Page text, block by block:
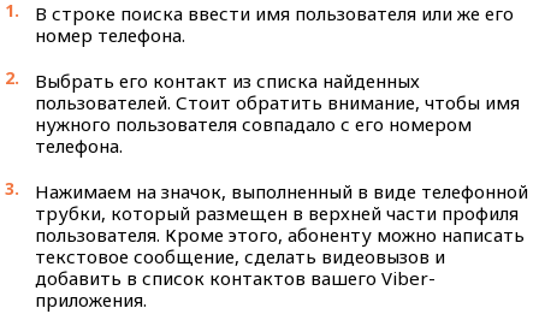
В строке поиска ввести имя пользователя или же его
номер телефона.
Выбрать его контакт из списка найденных
пользователей. Стоит обратить внимание, чтобы имя
нужного пользователя совпадало с его номером
телефона.
Нажимаем на значок, выполненный в виде телефонной
трубки, который размещен в верхней части профиля
пользователя. Кроме этого, абоненту можно написать
текстовое сообщение, сделать видеовызов и
добавить в список контактов вашего Viber-
приложения.